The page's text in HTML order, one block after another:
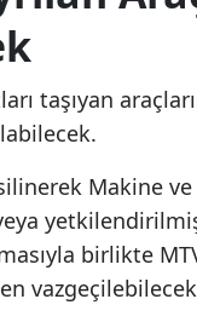
taşıyan
Makine
birlikte